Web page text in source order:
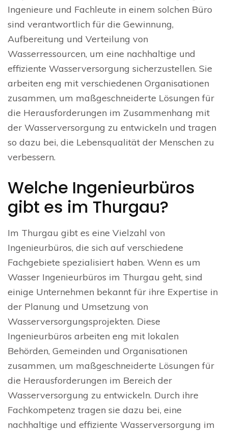
Ingenieure und Fachleute in einem solchen Büro
sind verantwortlich für die Gewinnung,
Aufbereitung und Verteilung von
Wasserressourcen, um eine nachhaltige und
effiziente Wasserversorgung sicherzustellen. Sie
arbeiten eng mit verschiedenen Organisationen
zusammen, um maßgeschneiderte Lösungen für
die Herausforderungen im Zusammenhang mit
der Wasserversorgung zu entwickeln und tragen
so dazu bei, die Lebensqualität der Menschen zu
verbessern.
Welche Ingenieurbüros
gibt es im Thurgau?
Im Thurgau gibt es eine Vielzahl von
Ingenieurbüros, die sich auf verschiedene
Fachgebiete spezialisiert haben. Wenn es um
Wasser Ingenieurbüros im Thurgau geht, sind
einige Unternehmen bekannt für ihre Expertise in
der Planung und Umsetzung von
Wasserversorgungsprojekten. Diese
Ingenieurbüros arbeiten eng mit lokalen
Behörden, Gemeinden und Organisationen
zusammen, um maßgeschneiderte Lösungen für
die Herausforderungen im Bereich der
Wasserversorgung zu entwickeln. Durch ihre
Fachkompetenz tragen sie dazu bei, eine
nachhaltige und effiziente Wasserversorgung im